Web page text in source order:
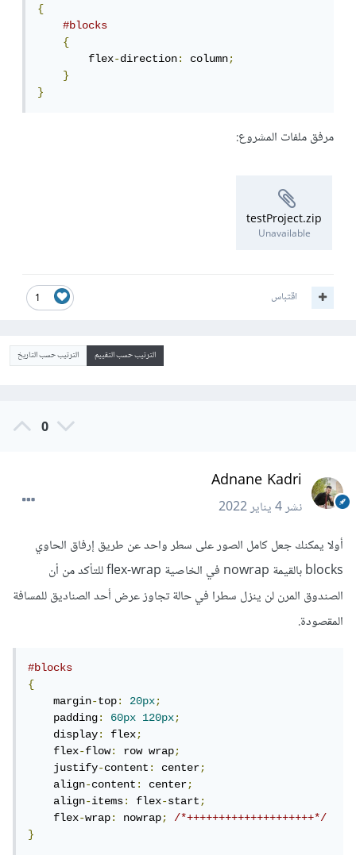
{
#blocks
{
        flex
-direction: column;
}
}
مرفق ملفات المشروع:
testProject.zip
Unavailable
1 اقتباس
الترتيب حسب التقييم الترتيب حسب التاريخ
0
Adnane Kadri
نشر4 يناير 2022
أولا يمكنك جعل كامل الصور على سطر واحد عن طريق إرفاق الحاوي
blocks بالقيمة nowrap في الخاصية flex-wrap للتأكد من أن
الصندوق المرن لن ينزل سطرا في حالة تجاوز عرض أحد الصناديق للمسافة
المقصودة.
#blocks
{
    margin
-top: 20px;
    padding
: 60px 120px;
    display
: flex;
    flex
-flow: row wrap;
    justify
-content: center;
    align
-content: center;
    align
-items: flex-start;
    flex
-wrap: nowrap;
/*++++++++++++++++++++*/
}